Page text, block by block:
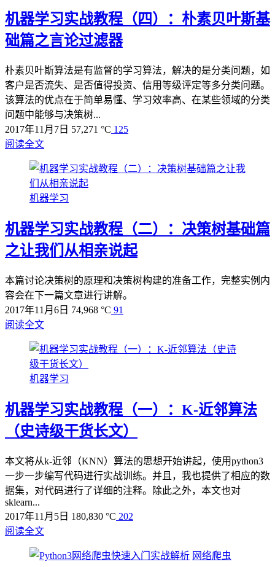
机器学习实战教程（四）：朴素贝叶斯基
础篇之言论过滤器
朴素贝叶斯算法是有监督的学习算法，解决的是分类问题，如
客户是否流失、是否值得投资、信用等级评定等多分类问题。
该算法的优点在于简单易懂、学习效率高、在某些领域的分类
问题中能够与决策树...
2017年11月7日 57,271 °C 125
阅读全文
机器学习
机器学习实战教程（二）：决策树基础篇
之让我们从相亲说起
本篇讨论决策树的原理和决策树构建的准备工作，完整实例内
容会在下一篇文章进行讲解。
2017年11月6日 74,968 °C 91
阅读全文
机器学习
机器学习实战教程（一）：K-近邻算法
（史诗级干货长文）
本文将从k-近邻（KNN）算法的思想开始讲起，使用python3
一步一步编写代码进行实战训练。并且，我也提供了相应的数
据集，对代码进行了详细的注释。除此之外，本文也对
sklearn...
2017年11月5日 180,830 °C 202
阅读全文
网络爬虫